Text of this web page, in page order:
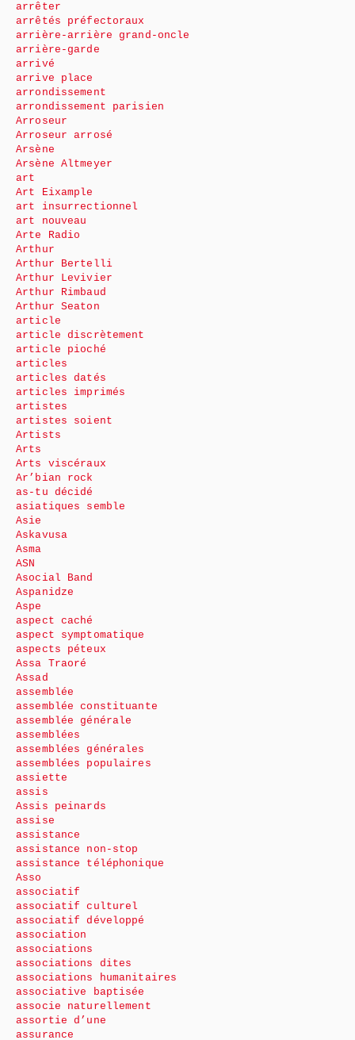
arrêter
arrêtés préfectoraux
arrière-arrière grand-oncle
arrière-garde
arrivé
arrive place
arrondissement
arrondissement parisien
Arroseur
Arroseur arrosé
Arsène
Arsène Altmeyer
art
Art Eixample
art insurrectionnel
art nouveau
Arte Radio
Arthur
Arthur Bertelli
Arthur Levivier
Arthur Rimbaud
Arthur Seaton
article
article discrètement
article pioché
articles
articles datés
articles imprimés
artistes
artistes soient
Artists
Arts
Arts viscéraux
Ar’bian rock
as-tu décidé
asiatiques semble
Asie
Askavusa
Asma
ASN
Asocial Band
Aspanidze
Aspe
aspect caché
aspect symptomatique
aspects péteux
Assa Traoré
Assad
assemblée
assemblée constituante
assemblée générale
assemblées
assemblées générales
assemblées populaires
assiette
assis
Assis peinards
assise
assistance
assistance non-stop
assistance téléphonique
Asso
associatif
associatif culturel
associatif développé
association
associations
associations dites
associations humanitaires
associative baptisée
associe naturellement
assortie d’une
assurance